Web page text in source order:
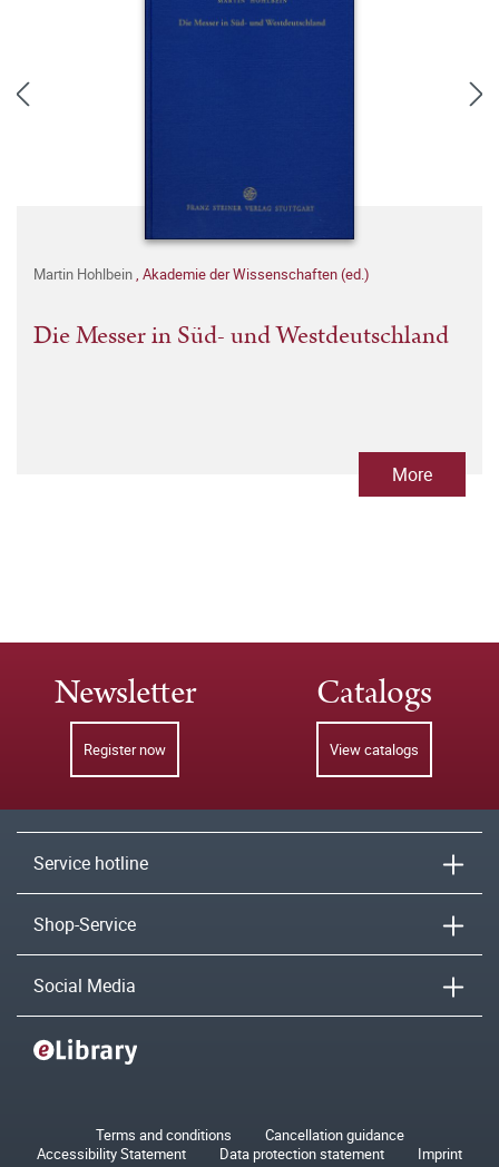
Martin Hohlbein, Akademie der Wissenschaften (ed.)
Die Messer in Süd- und Westdeutschland
More
Newsletter
Register now
Catalogs
View catalogs
Service hotline
Shop-Service
Social Media
Terms and conditions
Cancellation guidance
Accessibility Statement
Data protection statement
Imprint